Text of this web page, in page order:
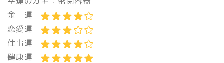
金 運
恋愛運
仕事運
健康運